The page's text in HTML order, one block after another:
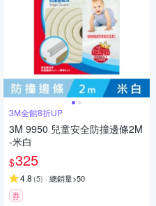
3M全館8折UP
3M 9950 兒童安全防撞邊條2M
-米白
$325
4.8 (5) 總銷量>50
券